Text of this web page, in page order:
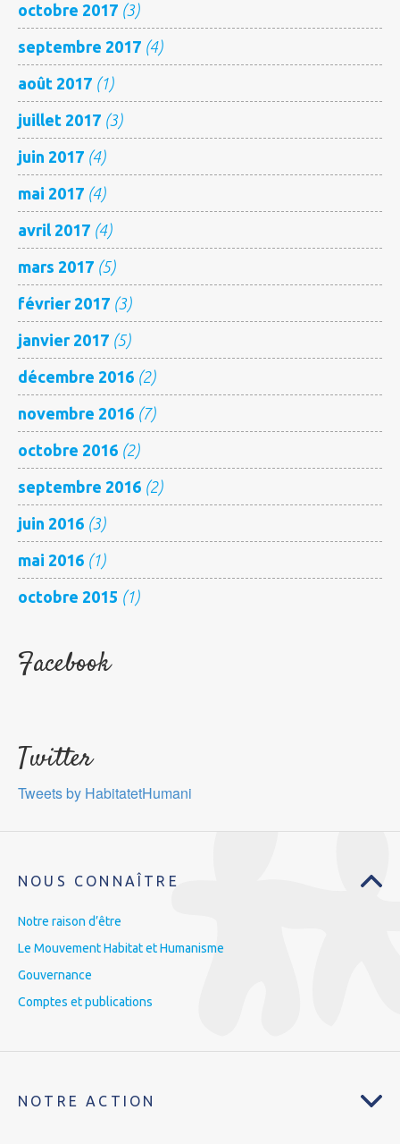
octobre 2017 (3)
septembre 2017 (4)
août 2017 (1)
juillet 2017 (3)
juin 2017 (4)
mai 2017 (4)
avril 2017 (4)
mars 2017 (5)
février 2017 (3)
janvier 2017 (5)
décembre 2016 (2)
novembre 2016 (7)
octobre 2016 (2)
septembre 2016 (2)
juin 2016 (3)
mai 2016 (1)
octobre 2015 (1)
Facebook
Twitter
Tweets by HabitatetHumani
NOUS CONNAÎTRE
Notre raison d’être
Le Mouvement Habitat et Humanisme
Gouvernance
Comptes et publications
NOTRE ACTION